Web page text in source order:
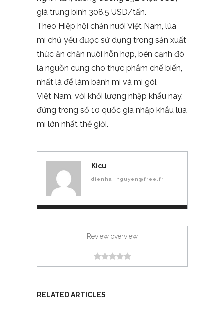
giá trung bình 308,5 USD/tấn.
Theo Hiệp hội chăn nuôi Việt Nam, lúa
mì chủ yếu được sử dụng trong sản xuất
thức ăn chăn nuôi hỗn hợp, bên cạnh đó
là nguồn cung cho thực phẩm chế biến,
nhất là để làm bánh mì và mì gói.
Việt Nam, với khối lượng nhập khẩu này,
đứng trong số 10 quốc gia nhập khẩu lúa
mì lớn nhất thế giới.
Kicu
dienhai.nguyen@free.fr
Review overview
RELATED ARTICLES